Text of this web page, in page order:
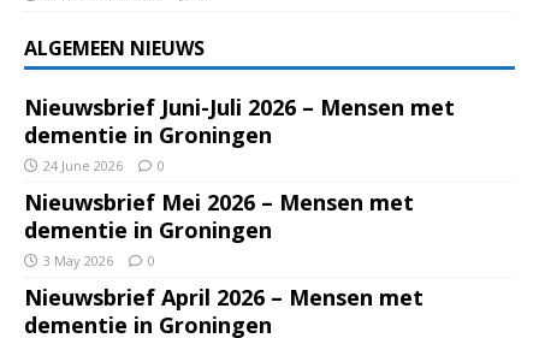
ALGEMEEN NIEUWS
Nieuwsbrief Juni-Juli 2026 – Mensen met
dementie in Groningen
24 June 2026 0
Nieuwsbrief Mei 2026 – Mensen met
dementie in Groningen
3 May 2026 0
Nieuwsbrief April 2026 – Mensen met
dementie in Groningen